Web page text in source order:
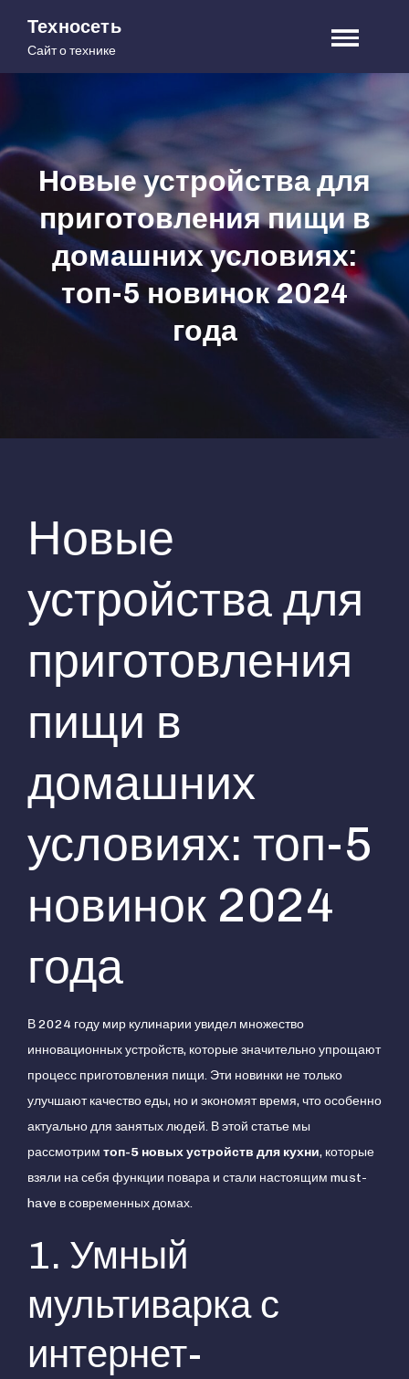
Техносеть
Сайт о технике
Новые устройства для
приготовления пищи в
домашних условиях:
топ-5 новинок 2024
года
Новые
устройства для
приготовления
пищи в
домашних
условиях: топ-5
новинок 2024
года
В 2024 году мир кулинарии увидел множество
инновационных устройств, которые значительно упрощают
процесс приготовления пищи. Эти новинки не только
улучшают качество еды, но и экономят время, что особенно
актуально для занятых людей. В этой статье мы
рассмотрим топ-5 новых устройств для кухни, которые
взяли на себя функции повара и стали настоящим must-
have в современных домах.
1. Умный
мультиварка с
интернет-